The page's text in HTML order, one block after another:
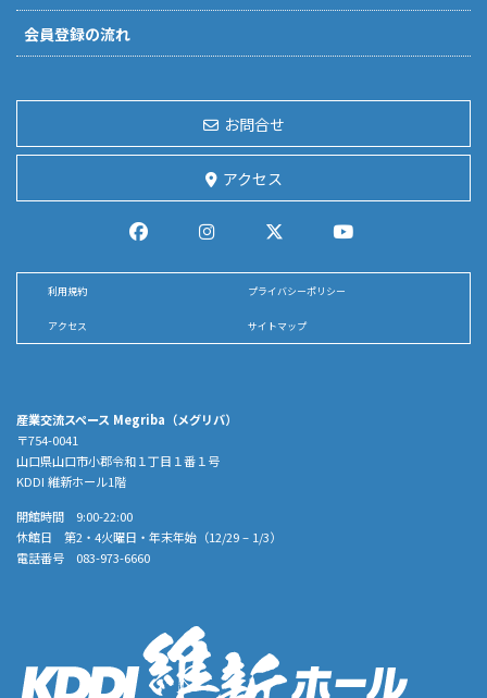
産業交流スペース Megriba（メグリバ）
〒754-0041
山口県山口市小郡令和１丁目１番１号
KDDI 維新ホール1階
開館時間 9:00-22:00
休館日 第2・4火曜日・年末年始（12/29 – 1/3）
電話番号 083-973-6660
会員登録の流れ
お問合せ
アクセス
利用規約 プライバシーポリシー
アクセス サイトマップ